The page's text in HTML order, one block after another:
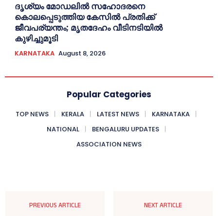
ദൃശ്യം മോഡലിൽ സഹോദരനെ
കൊലപ്പെടുത്തിയ കേസിൽ പ്രതിക്ക്
ജീവപര്യന്തം; മൃതദേഹം വീടിനടിയിൽ
കുഴിച്ചുമൂടി
KARNATAKA August 8, 2026
Popular Categories
TOP NEWS KERALA LATEST NEWS
KARNATAKA
NATIONAL
BENGALURU UPDATES
ASSOCIATION NEWS
PREVIOUS ARTICLE NEXT ARTICLE